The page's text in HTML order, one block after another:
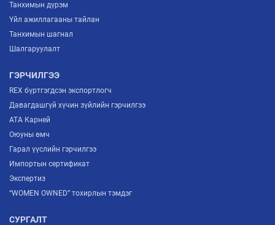
Танхимын дүрэм
Үйл ажиллагааны тайлан
Танхимын шагнал
Шалгаруулалт
ГЭРЧИЛГЭЭ
REX бүртгэгдсэн экспортлогч
Давагдашгүй хүчин зүйлийн гэрчилгээ
ATA Карней
Оюуны өмч
Гарал үүслийн гэрчилгээ
Импортын сертификат
Экспертиз
“WOMEN OWNED” тохирлын тэмдэг
СУРГАЛТ